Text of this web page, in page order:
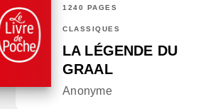
1240 PAGES
CLASSIQUES
LA LÉGENDE DU
GRAAL
Anonyme